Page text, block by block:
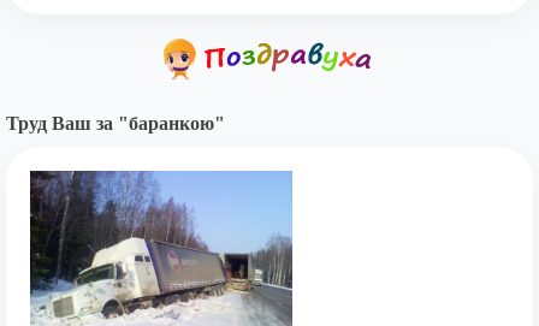
Труд Ваш за "баранкою"